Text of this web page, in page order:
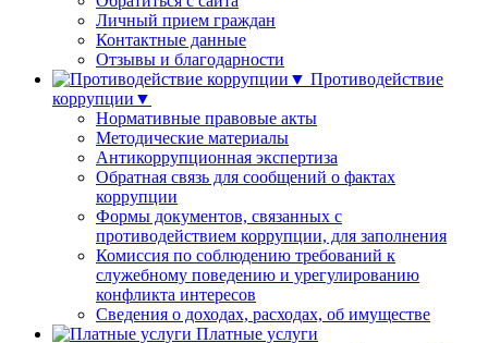
Личный прием граждан
Контактные данные
Отзывы и благодарности
Противодействие
коррупции▼
Нормативные правовые акты
Методические материалы
Антикоррупционная экспертиза
Обратная связь для сообщений о фактах
коррупции
Формы документов, связанных с
противодействием коррупции, для заполнения
Комиссия по соблюдению требований к
служебному поведению и урегулированию
конфликта интересов
Сведения о доходах, расходах, об имуществе
Платные услуги